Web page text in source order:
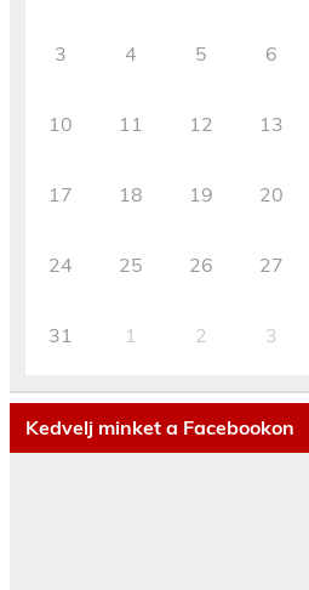
3 4 5 6
10 11 12 13
17 18 19 20
24 25 26 27
31 1 2 3
Kedvelj minket a Facebookon